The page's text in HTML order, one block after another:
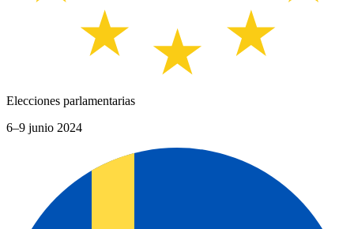
Elecciones parlamentarias
6–9 junio 2024